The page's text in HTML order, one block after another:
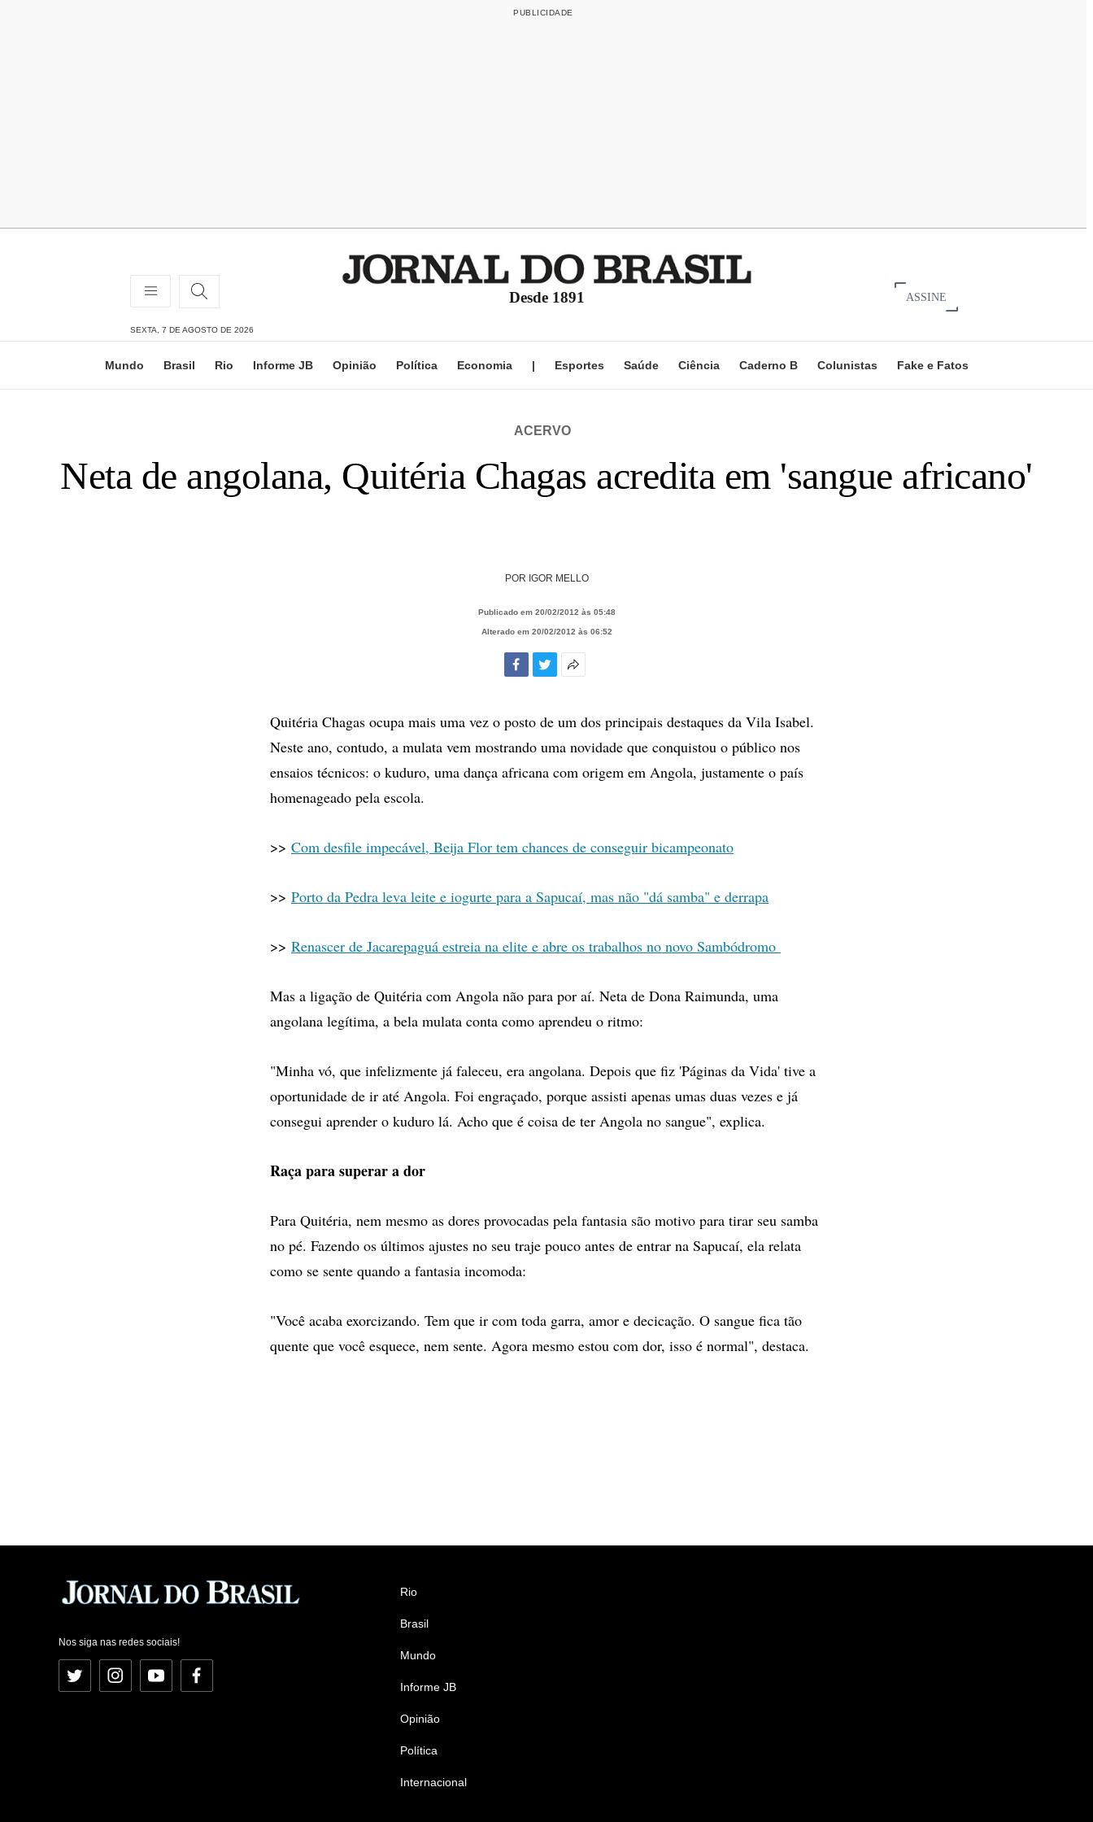
Desde 1891 ASSINE
SEXTA, 7 DE AGOSTO DE 2026
Mundo Brasil Rio Informe JB Opinião Política Economia | Esportes Saúde Ciência Caderno B Colunistas Fake e Fatos
ACERVO
Neta de angolana, Quitéria Chagas acredita em 'sangue africano'
POR IGOR MELLO
Publicado em 20/02/2012 às 05:48
Alterado em 20/02/2012 às 06:52
compartilhamento
Quitéria Chagas ocupa mais uma vez o posto de um dos principais destaques da Vila Isabel.
Neste ano, contudo, a mulata vem mostrando uma novidade que conquistou o público nos
ensaios técnicos: o kuduro, uma dança africana com origem em Angola, justamente o país
homenageado pela escola.
>> Com desfile impecável, Beija Flor tem chances de conseguir bicampeonato
>> Porto da Pedra leva leite e iogurte para a Sapucaí, mas não "dá samba" e derrapa
>> Renascer de Jacarepaguá estreia na elite e abre os trabalhos no novo Sambódromo
Mas a ligação de Quitéria com Angola não para por aí. Neta de Dona Raimunda, uma
angolana legítima, a bela mulata conta como aprendeu o ritmo:
"Minha vó, que infelizmente já faleceu, era angolana. Depois que fiz 'Páginas da Vida' tive a
oportunidade de ir até Angola. Foi engraçado, porque assisti apenas umas duas vezes e já
consegui aprender o kuduro lá. Acho que é coisa de ter Angola no sangue", explica.
Raça para superar a dor
Para Quitéria, nem mesmo as dores provocadas pela fantasia são motivo para tirar seu samba
no pé. Fazendo os últimos ajustes no seu traje pouco antes de entrar na Sapucaí, ela relata
como se sente quando a fantasia incomoda:
"Você acaba exorcizando. Tem que ir com toda garra, amor e decicação. O sangue fica tão
quente que você esquece, nem sente. Agora mesmo estou com dor, isso é normal", destaca.
Nos siga nas redes sociais!
Twitter InstagramYouTubeFacebook
Rio
Brasil
Mundo
Informe JB
Opinião
Política
Internacional